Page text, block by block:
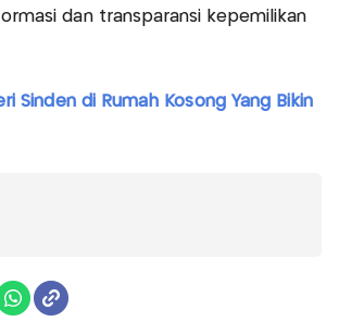
dan transparansi kepemilikan
Sinden di Rumah Kosong Yang Bikin